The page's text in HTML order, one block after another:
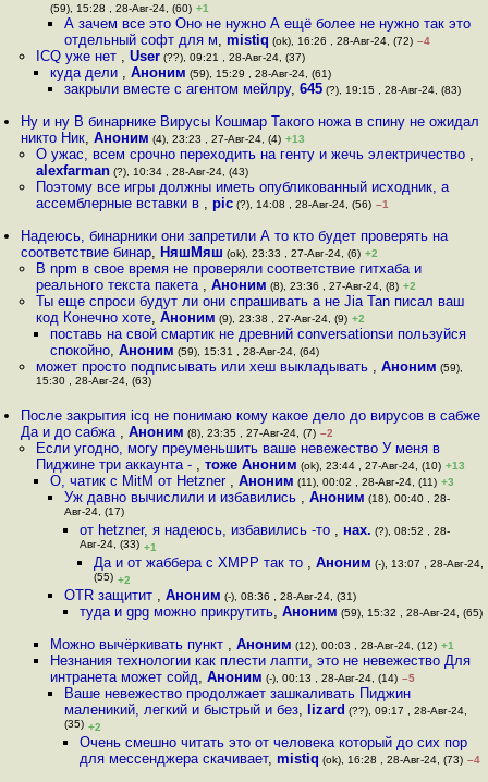
(59), 15:28 , 28-Авг-24, (60) +1
А зачем все это Оно не нужно А ещё более не нужно так это
отдельный софт для м,mistiq (ok), 16:26 , 28-Авг-24, (72) –4
ICQ уже нет , User(??), 09:21 , 28-Авг-24, (37)
куда дели , Аноним (59), 15:29 , 28-Авг-24, (61)
закрыли вместе с агентом мейлру,645 (?), 19:15 , 28-Авг-24, (83)
Ну и ну В бинарнике Вирусы Кошмар Такого ножа в спину не ожидал
никто Ник,Аноним (4), 23:23 , 27-Авг-24, (4) +13
О ужас, всем срочно переходить на генту и жечь электричество ,
alexfarman(?), 10:34 , 28-Авг-24, (43)
Поэтому все игры должны иметь опубликованный исходник, а
ассемблерные вставки в , pic(?), 14:08 , 28-Авг-24, (56) –1
Надеюсь, бинарники они запретили А то кто будет проверять на
соответствие бинар, НяшМяш (ok), 23:33 , 27-Авг-24, (6) +2
В npm в свое время не проверяли соответствие гитхаба и
реального текста пакета , Аноним (8), 23:36 , 27-Авг-24, (8) +2
Ты еще спроси будут ли они спрашивать а не Jia Tan писал ваш
код Конечно хоте, Аноним (9), 23:38 , 27-Авг-24, (9) +2
поставь на свой смартик не древний conversationsи пользуйся
спокойно, Аноним (59), 15:31 , 28-Авг-24, (64)
может просто подписывать или хеш выкладывать , Аноним (59),
15:30 , 28-Авг-24, (63)
После закрытия icq не понимаю кому какое дело до вирусов в сабже
Да и до сабжа ,Аноним (8), 23:35 , 27-Авг-24, (7) –2
Если угодно, могу преуменьшить ваше невежество У меня в
Пиджине три аккаунта - , тоже Аноним (ok), 23:44 , 27-Авг-24, (10) +13
О, чатик с MitM от Hetzner , Аноним (11), 00:02 , 28-Авг-24, (11) +3
Уж давно вычислили и избавились ,Аноним (18), 00:40 , 28-
Авг-24, (17)
от hetzner, я надеюсь, избавились -то , нах. (?), 08:52 , 28-
Авг-24, (33) +1
Да и от жаббера с XMPP так то , Аноним (-), 13:07 , 28-Авг-24,
(55) +2
OTR защитит ,Аноним (-), 08:36 , 28-Авг-24, (31)
туда и gpg можно прикрутить, Аноним (59), 15:32 , 28-Авг-24, (65)
Можно вычёркивать пункт , Аноним (12), 00:03 , 28-Авг-24, (12) +1
Незнания технологии как плести лапти, это не невежество Для
интранета может сойд, Аноним (-), 00:13 , 28-Авг-24, (14) –5
Ваше невежество продолжает зашкаливать Пиджин
маленикий, легкий и быстрый и без, lizard (??), 09:17 , 28-Авг-24,
(35) +2
Очень смешно читать это от человека который до сих пор
для мессенджера скачивает, mistiq (ok), 16:28 , 28-Авг-24, (73) –4